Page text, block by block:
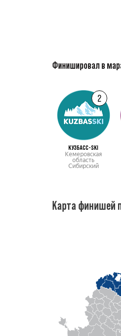
Финишировал в
2
КУЗБАСC-SKI
Кемеровская
область
Сибирский
Карта финишей